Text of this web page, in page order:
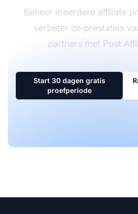
Beheer meerdere affiliate
verbeter de prestaties
partners met Post
Start 30 dagen gratis
proefperiode